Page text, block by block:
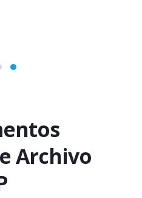
Archivo